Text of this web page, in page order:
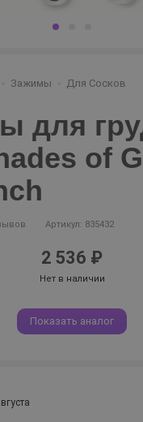
Зажимы Для Сосков
для
of
Артикул: 835432
2 536 ₽
Нет в наличии
Показать аналог